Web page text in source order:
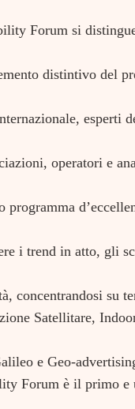
Forum si
distintivo del
esperti
operatori e
programma
i trend in atto, gli
concentrandosi su
Satellitare,
e Geo-
Forum è il primo e